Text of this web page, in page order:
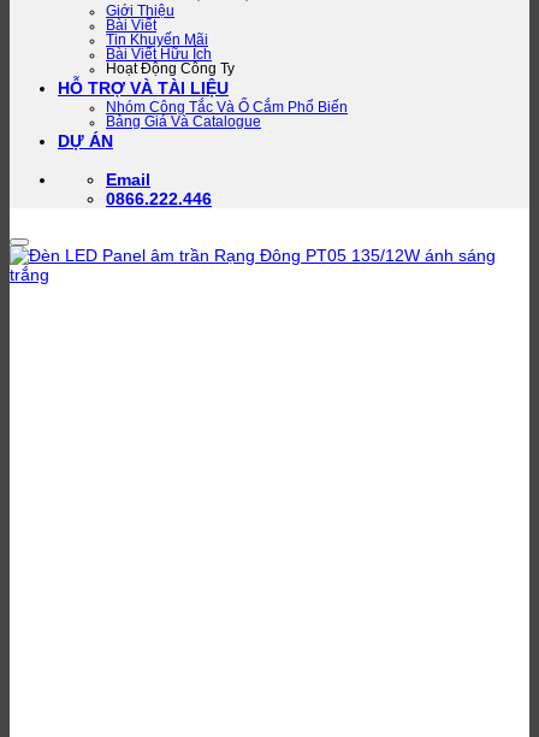
Giới Thiệu
Bài Viết
Tin Khuyến Mãi
Bài Viết Hữu Ích
Hoạt Động Công Ty
HỖ TRỢ VÀ TÀI LIỆU
Nhóm Công Tắc Và Ổ Cắm Phổ Biến
Bảng Giá Và Catalogue
DỰ ÁN
Email
0866.222.446
Add to wishlist